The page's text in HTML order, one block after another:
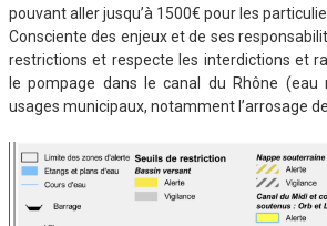
pouvant aller jusqu’à 1500€ pour les
Consciente des enjeux et de ses
restrictions et respecte les interdictions et
le pompage dans le canal du Rhône (eau
usages municipaux, notamment l’arrosage